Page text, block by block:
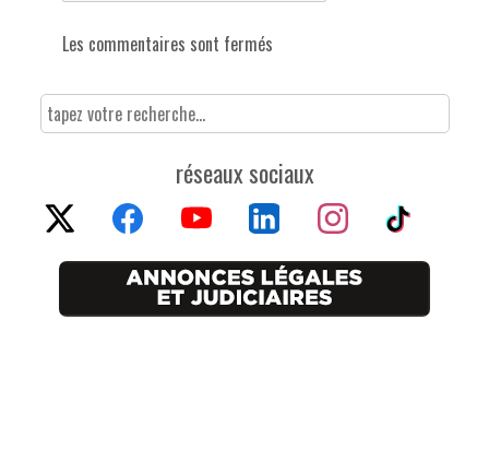
Les commentaires sont fermés
réseaux sociaux